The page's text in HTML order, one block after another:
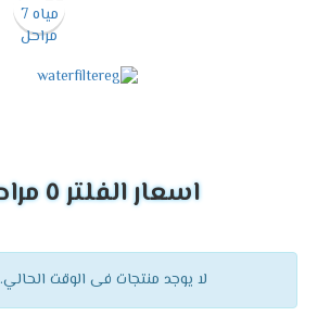
اسعار الفلتر ٥ مراحل
لا يوجد منتجات فى الوقت الحالي.